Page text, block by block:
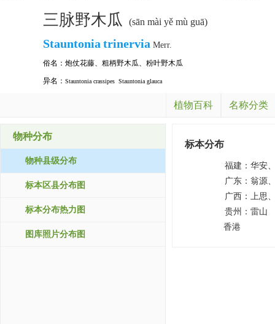
三脉野木瓜 (sān mài yě mù guā)
Stauntonia trinervia Merr.
俗名： 炮仗花藤、 粗柄野木瓜、 粉叶野木瓜
异名： Stauntonia crassipes Stauntonia glauca
植物百科 名称分类
物种分布
物种县级分布
标本区县分布图
标本分布热力图
图库照片分布图
标本分布
福建： 华安
广东： 翁源
广西： 上思
贵州： 雷山
香港